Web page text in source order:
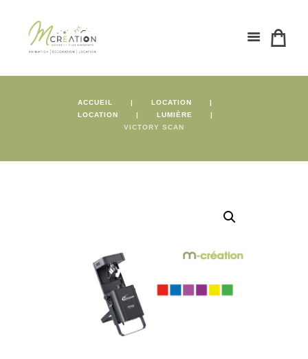
ACCUEIL
LOCATION
LOCATION
LUMIÈRE
VICTORY SCAN